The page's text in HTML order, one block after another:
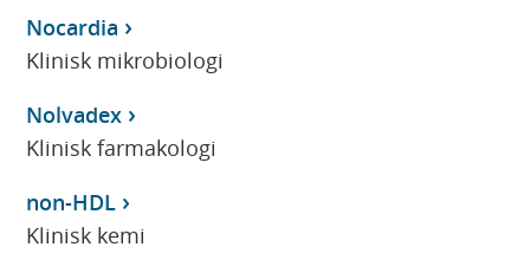
Nocardia
Klinisk mikrobiologi
Nolvadex
Klinisk farmakologi
non-HDL
Klinisk kemi